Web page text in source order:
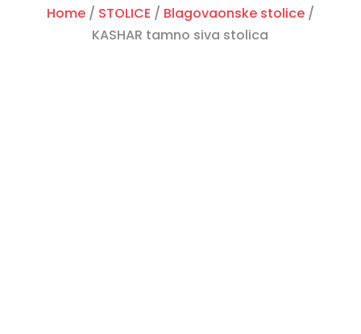
Home/ STOLICE / Blagovaonske stolice/
KASHAR tamno siva stolica